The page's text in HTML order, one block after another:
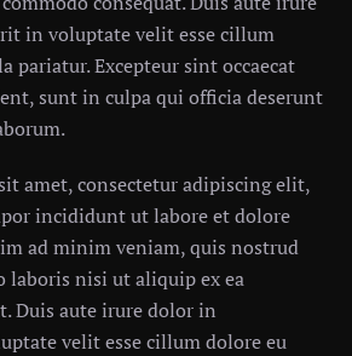
in voluptate velit esse cillum
pariatur. Excepteur sint occaecat
sunt in culpa qui officia deserunt
amet, consectetur adipiscing elit,
incididunt ut labore et dolore
ad minim veniam, quis nostrud
laboris nisi ut aliquip ex ea
Duis aute irure dolor in
velit esse cillum dolore eu